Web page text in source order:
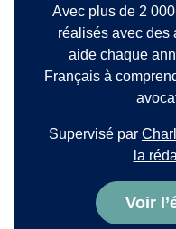
Avec plus de 2
réalisés avec des
aide chaque
Français à
Supervisé par
la
Voir